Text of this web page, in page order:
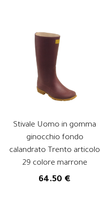
Stivale Uomo in gomma
ginocchio fondo
calandrato Trento articolo
29 colore marrone
64.50 €